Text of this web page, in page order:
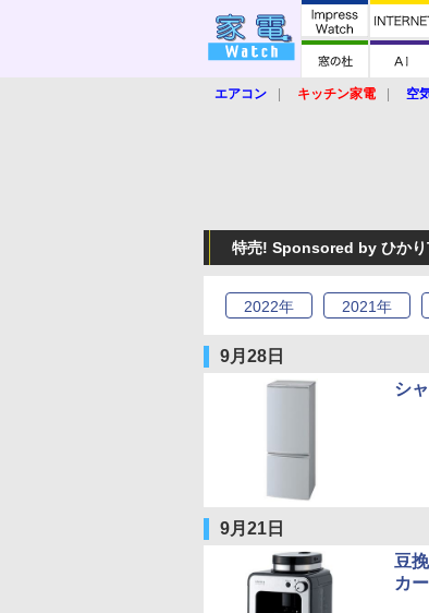
エアコン キッチン家電 空
特売! Sponsored by ひかり
2022年 2021年
9月28日
シ
9月21日
豆
カ